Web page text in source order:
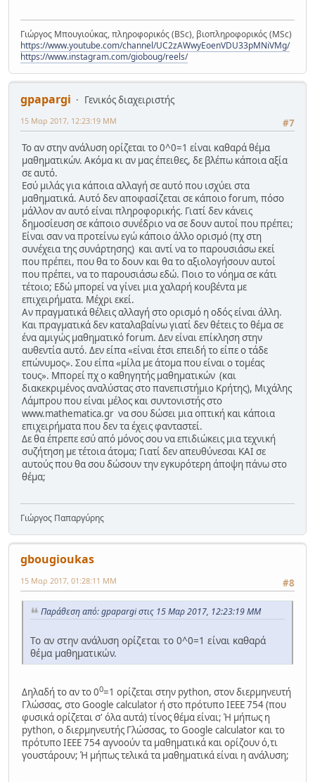
Γιώργος Μπουγιούκας, πληροφορικός (BSc), βιοπληροφορικός (MSc)
https://www.youtube.com/channel/UC2zAWwyEoenVDU33pMNiVMg/
https://www.instagram.com/gioboug/reels/
gpapargi
Γενικός διαχειριστής
#7
15 Μαρ 2017, 12:23:19 ΜΜ
Το αν στην ανάλυση ορίζεται το 0^0=1 είναι καθαρά θέμα
μαθηματικών. Ακόμα κι αν μας έπειθες, δε βλέπω κάποια αξία
σε αυτό.
Εσύ μιλάς για κάποια αλλαγή σε αυτό που ισχύει στα
μαθηματικά. Αυτό δεν αποφασίζεται σε κάποιο forum, πόσο
μάλλον αν αυτό είναι πληροφορικής. Γιατί δεν κάνεις
δημοσίευση σε κάποιο συνέδριο να σε δουν αυτοί που πρέπει;
Είναι σαν να προτείνω εγώ κάποιο άλλο ορισμό (πχ στη
συνέχεια της συνάρτησης) και αντί να το παρουσιάσω εκεί
που πρέπει, που θα το δουν και θα το αξιολογήσουν αυτοί
που πρέπει, να το παρουσιάσω εδώ. Ποιο το νόημα σε κάτι
τέτοιο; Εδώ μπορεί να γίνει μια χαλαρή κουβέντα με
επιχειρήματα. Μέχρι εκεί.
Αν πραγματικά θέλεις αλλαγή στο ορισμό η οδός είναι άλλη.
Και πραγματικά δεν καταλαβαίνω γιατί δεν θέτεις το θέμα σε
ένα αμιγώς μαθηματικό forum. Δεν είναι επίκληση στην
αυθεντία αυτό. Δεν είπα «είναι έτσι επειδή το είπε ο τάδε
επώνυμος». Σου είπα «μίλα με άτομα που είναι ο τομέας
τους». Μπορεί πχ ο καθηγητής μαθηματικών (και
διακεκριμένος αναλύστας στο πανεπιστήμιο Κρήτης), Μιχάλης
Λάμπρου που είναι μέλος και συντονιστής στο
www.mathematica.gr να σου δώσει μια οπτική και κάποια
επιχειρήματα που δεν τα έχεις φανταστεί.
Δε θα έπρεπε εσύ από μόνος σου να επιδιώκεις μια τεχνική
συζήτηση με τέτοια άτομα; Γιατί δεν απευθύνεσαι ΚΑΙ σε
αυτούς που θα σου δώσουν την εγκυρότερη άποψη πάνω στο
θέμα;
Γιώργος Παπαργύρης
gbougioukas
#8
15 Μαρ 2017, 01:28:11 ΜΜ
Παράθεση από: gpapargi στις 15 Μαρ 2017, 12:23:19 ΜΜ
Το αν στην ανάλυση ορίζεται το 0^0=1 είναι καθαρά
θέμα μαθηματικών.
Δηλαδή το αν το 00=1 ορίζεται στην python, στον διερμηνευτή
Γλώσσας, στο Google calculator ή στο πρότυπο IEEE 754 (που
φυσικά ορίζεται σ' όλα αυτά) τίνος θέμα είναι; Ή μήπως η
python, ο διερμηνευτής Γλώσσας, το Google calculator και το
πρότυπο IEEE 754 αγνοούν τα μαθηματικά και ορίζουν ό,τι
γουστάρουν; Ή μήπως τελικά τα μαθηματικά είναι η ανάλυση;